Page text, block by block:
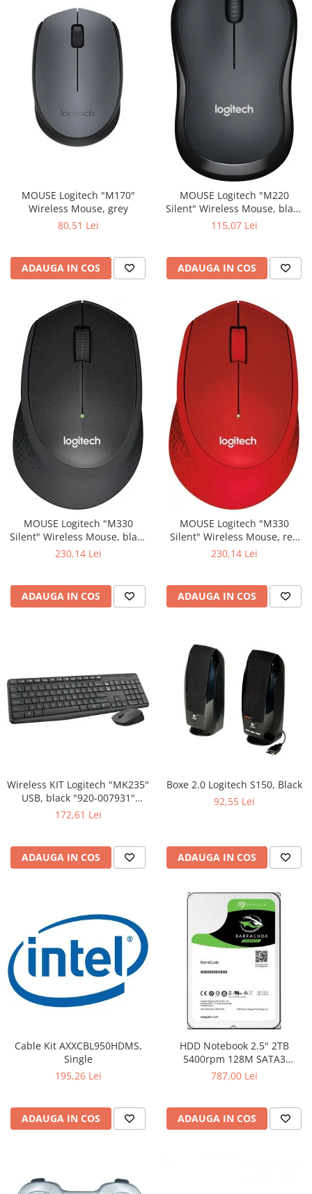
MOUSE Logitech "M170"
Wireless Mouse, grey
80,51 Lei
ADAUGA IN COS
MOUSE Logitech "M220
Silent" Wireless Mouse, black
"910-004878" (include timbru115,07 Lei
ADAUGA IN COS
MOUSE Logitech "M330
Silent" Wireless Mouse, black
"910-004909" (include timbru230,14 Lei
ADAUGA IN COS
MOUSE Logitech "M330
Silent" Wireless Mouse, red
"910-004911" (include timbru230,14 Lei
ADAUGA IN COS
Wireless KIT Logitech "MK235"
USB, black "920-007931"
(include timbru verde 0.01 lei)
172,61 Lei
ADAUGA IN COS
Boxe 2.0 Logitech S150, Black
92,55 Lei
ADAUGA IN COS
Cable Kit AXXCBL950HDMS,
Single
195,26 Lei
ADAUGA IN COS
HDD Notebook 2.5" 2TB
5400rpm 128M SATA3
SEAGATE
787,00 Lei
ADAUGA IN COS